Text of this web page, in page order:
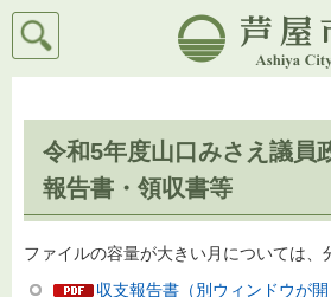
芦屋市
検索
令和5年度山口みさえ議員
報告書・領収書等
ファイルの容量が大きい月については、
収支報告書（別ウィンドウが開